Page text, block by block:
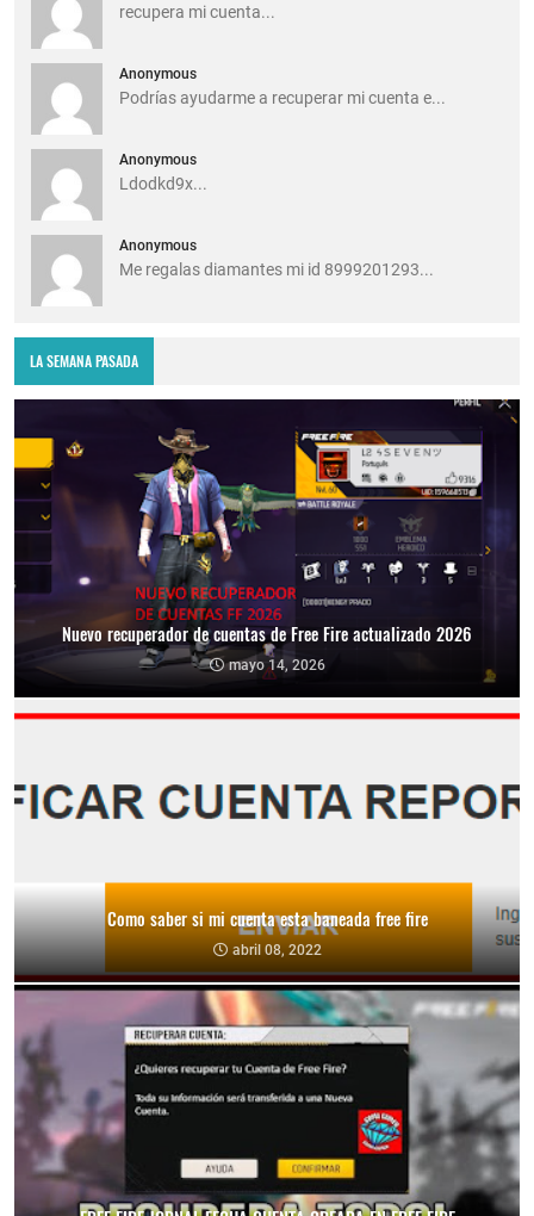
recupera mi cuenta...
Anonymous
Podrías ayudarme a recuperar mi cuenta e...
Anonymous
Ldodkd9x...
Anonymous
Me regalas diamantes mi id 8999201293...
LA SEMANA PASADA
Nuevo recuperador de cuentas de Free Fire actualizado 2026
mayo 14, 2026
Como saber si mi cuenta esta baneada free fire
abril 08, 2022